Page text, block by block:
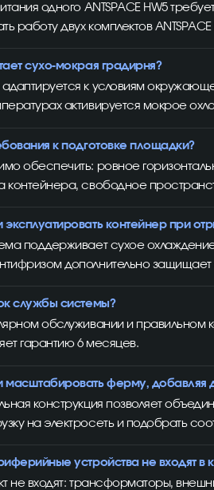
одного ANTSPACE HW5
работу двух комплектов
сухо-мокрая градирня?
к условиям
активируется мокрое
к подготовке площадки?
обеспечить: ровное
контейнера, свободное
контейнер при
поддерживает сухое охлаждение
дополнительно защищает
службы системы?
обслуживании и правильном
гарантию 6 месяцев.
масштабировать ферму, добавляя
конструкция позволяет
на электросеть и подобрать
устройства не входят в
не входят: трансформаторы,